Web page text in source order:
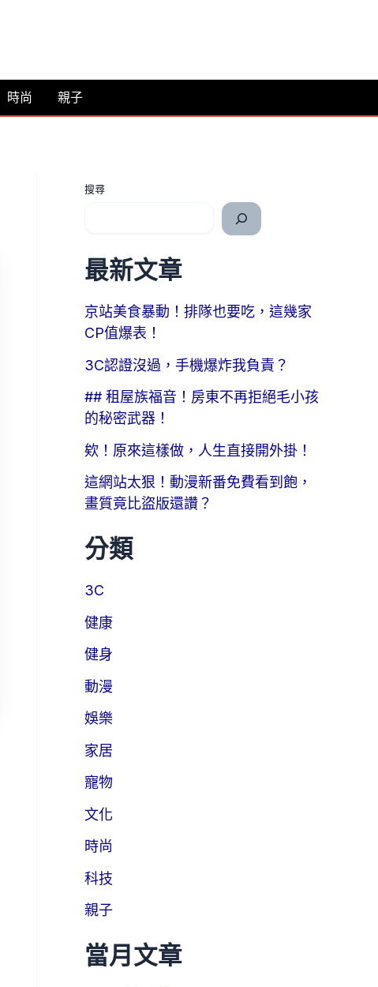
時尚 親子
搜尋
最新文章
京站美食暴動！排隊也要吃，這幾家
CP值爆表！
3C認證沒過，手機爆炸我負責？
## 租屋族福音！房東不再拒絕毛小孩
的秘密武器！
欸！原來這樣做，人生直接開外掛！
這網站太狠！動漫新番免費看到飽，
畫質竟比盜版還讚？
分類
3C
健康
健身
動漫
娛樂
家居
寵物
文化
時尚
科技
親子
當月文章